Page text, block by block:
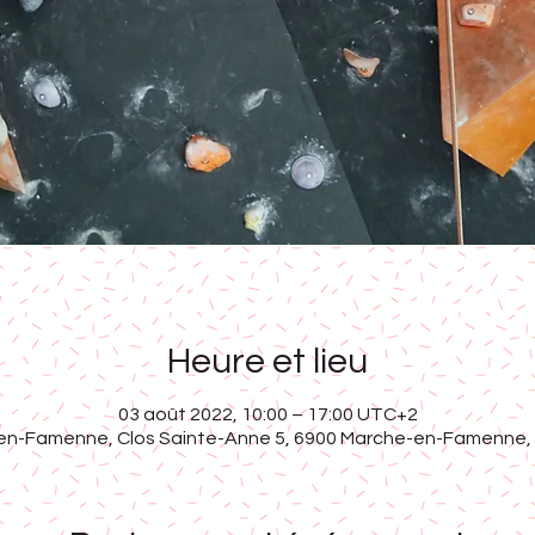
Heure et lieu
03 août 2022, 10:00 – 17:00 UTC+2
Famenne, Clos Sainte-Anne 5, 6900 Marche-en-